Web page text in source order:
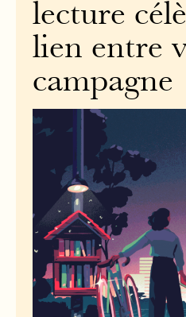
lecture
lien entre
campagne